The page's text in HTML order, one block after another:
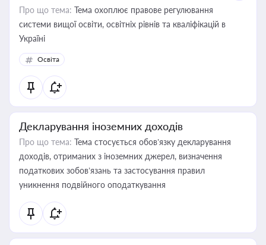
Про що тема: Тема охоплює правове регулювання
системи вищої освіти, освітніх рівнів та кваліфікацій в
Україні
Освіта
Декларування іноземних доходів
Про що тема: Тема стосується обов’язку декларування
доходів, отриманих з іноземних джерел, визначення
податкових зобов’язань та застосування правил
уникнення подвійного оподаткування